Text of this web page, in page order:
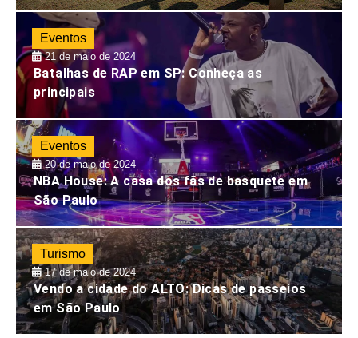
Eventos
21 de maio de 2024
Batalhas de RAP em SP: Conheça as
principais
Eventos
20 de maio de 2024
NBA House: A casa dos fãs de basquete em
São Paulo
Turismo
17 de maio de 2024
Vendo a cidade do ALTO: Dicas de passeios
em São Paulo